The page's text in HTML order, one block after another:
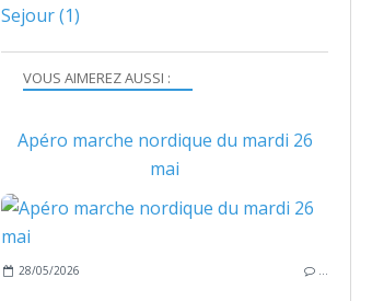
VOUS AIMEREZ AUSSI :
Apéro marche nordique du mardi 26
mai
28/05/2026 …
Sejour(1)